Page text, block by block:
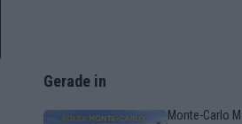
Gerade in
Monte-Carlo